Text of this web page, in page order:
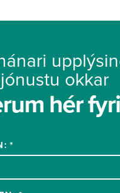
okkar
hér